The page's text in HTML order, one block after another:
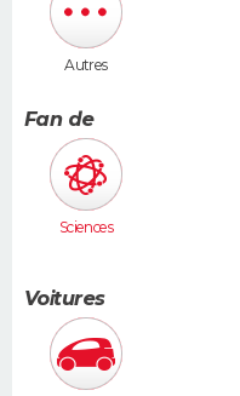
Autres
Fan de
Sciences
Voitures